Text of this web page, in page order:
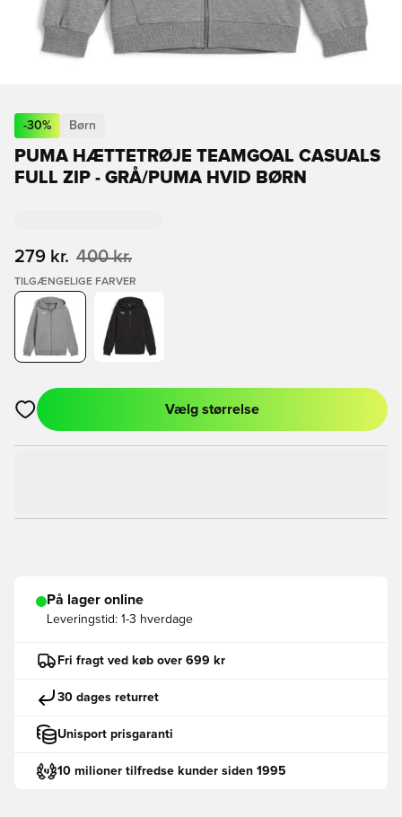
-30% Børn
PUMA HÆTTETRØJE TEAMGOAL CASUALS
FULL ZIP - GRÅ/PUMA HVID BØRN
279 kr. 400 kr.
TILGÆNGELIGE FARVER
Åbner en Modal til at logge ind eller tilmelde dig som medlem
Vælg størrelse
På lager online
Leveringstid: 1-3 hverdage
Fri fragt ved køb over 699 kr
30 dages returret
Unisport prisgaranti
10 milioner tilfredse kunder siden 1995